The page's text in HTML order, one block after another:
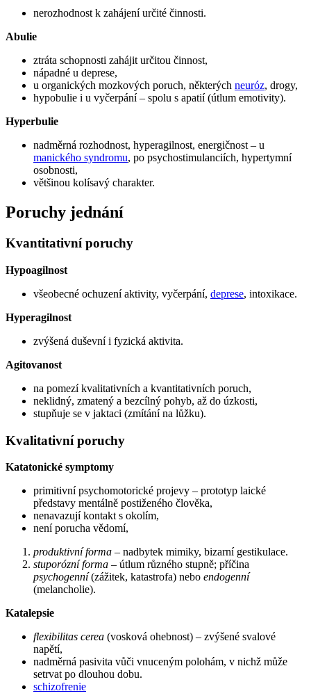
nerozhodnost k zahájení určité činnosti.
Abulie
ztráta schopnosti zahájit určitou činnost,
nápadné u deprese,
u organických mozkových poruch, některých neuróz, drogy,
hypobulie i u vyčerpání – spolu s apatií (útlum emotivity).
Hyperbulie
nadměrná rozhodnost, hyperagilnost, energičnost – u
manického syndromu, po psychostimulanciích, hypertymní
osobnosti,
většinou kolísavý charakter.
Poruchy jednání
Kvantitativní poruchy
Hypoagilnost
všeobecné ochuzení aktivity, vyčerpání, deprese, intoxikace.
Hyperagilnost
zvýšená duševní i fyzická aktivita.
Agitovanost
na pomezí kvalitativních a kvantitativních poruch,
neklidný, zmatený a bezcílný pohyb, až do úzkosti,
stupňuje se v jaktaci (zmítání na lůžku).
Kvalitativní poruchy
Katatonické symptomy
primitivní psychomotorické projevy – prototyp laické
představy mentálně postiženého člověka,
nenavazují kontakt s okolím,
není porucha vědomí,
produktivní forma – nadbytek mimiky, bizarní gestikulace.
stuporózní forma – útlum různého stupně; příčina
psychogenní(zážitek, katastrofa) nebo endogenní
(melancholie).
Katalepsie
flexibilitas cerea (vosková ohebnost) – zvýšené svalové
napětí,
nadměrná pasivita vůči vnuceným polohám, v nichž může
setrvat po dlouhou dobu.
schizofrenie